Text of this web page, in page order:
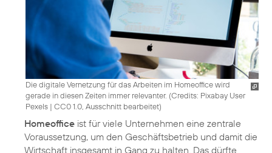
Die digitale Vernetzung für das Arbeiten im Homeoffice wird
gerade in diesen Zeiten immer relevanter. (Credits: Pixabay User
Pexels | CC0 1.0, Ausschnitt bearbeitet)
Homeoffice ist für viele Unternehmen eine zentrale
Voraussetzung, um den Geschäftsbetrieb und damit die
Wirtschaft insgesamt in Gang zu halten. Das dürfte